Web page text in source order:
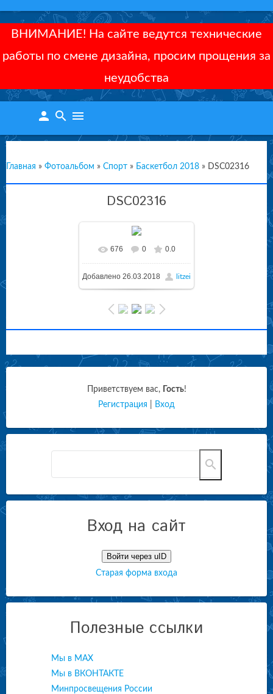
ВНИМАНИЕ! На сайте ведутся технические
работы по смене дизайна, просим прощения за
неудобства
person search menu
Главная » Фотоальбом » Спорт » Баскетбол 2018 » DSC02316
DSC02316
676 0 0.0
Добавлено 26.03.2018 litzei
Приветствуем вас, Гость!
Регистрация
Вход
Вход на сайт
Войти через uID
Старая форма входа
Полезные ссылки
Мы в МАХ
Мы в ВКОНТАКТЕ
Минпросвещения России